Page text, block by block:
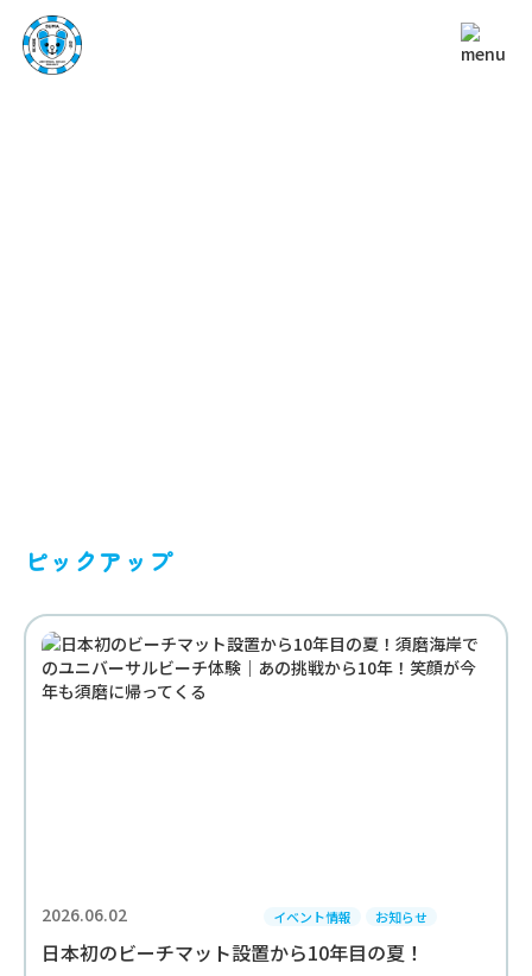
ピックアップ
2026.06.02 イベント情報 お知らせ
日本初のビーチマット設置から10年目の夏！